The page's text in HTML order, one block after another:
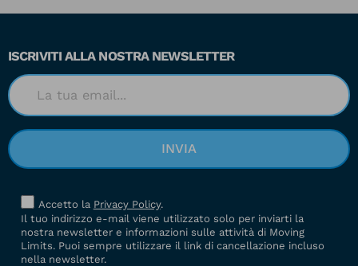
ISCRIVITI ALLA NOSTRA NEWSLETTER
Accetto la Privacy Policy.
Il tuo indirizzo e-mail viene utilizzato solo per inviarti la
nostra newsletter e informazioni sulle attività di Moving
Limits. Puoi sempre utilizzare il link di cancellazione incluso
nella newsletter.